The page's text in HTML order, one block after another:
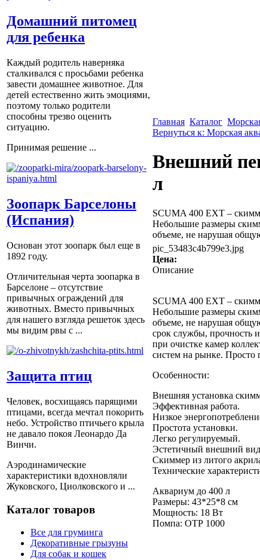
Домашний питомец
для ребенка
Каждый родитель наверняка
сталкивался с просьбами ребенка
завести домашнее животное. Для
детей естественно жить эмоциями,
поэтому только родители
способны трезво оценить
ситуацию.
Принимая решение ...
Зоопарк Барселоны
(Испания)
Основан этот зоопарк был еще в
1892 году.
Отличительная черта зоопарка в
Барселоне – отсутствие
привычных ограждений для
животных. Вместо привычных
для нашего взгляда решеток здесь
мы видим рвы с ...
Защита птиц
Человек, восхищаясь парящими
птицами, всегда мечтал покорить
небо. Устройство птичьего крыла
не давало покоя Леонардо Да
Винчи.
Аэродинамические
характеристики вдохновляли
Жуковского, Циолковского и ...
Каталог товаров
Все для груминга
Декоративные грызуны
Для собак и кошек
Главная Каталог
Вернуться к: Морская
Внешний
л
SCUMA 400 EXT –
Небольшие размеры
объеме, не нарушая
pic_53483c4b799e3.jpg
Цена:
Описание
SCUMA 400 EXT –
Небольшие размеры
объеме, не нарушая
срок службы, прочность
при очистке камер
систем на рынке. Просто
Особенности:
Внешняя установка
Эффективная работа.
Низкое
Простота установки.
Легко регулируемый.
Эстетичный внешний
Скиммер из литого
Технические
Аквариум до 400 л
Размеры: 43*25*8 см
Мощность: 18 Вт
Помпа: ОТР 1000